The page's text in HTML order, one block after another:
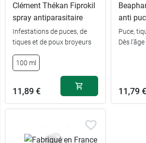
Clément Thékan Fiprokil
spray antiparasitaire
Infestations de puces, de
tiques et de poux broyeurs
100 ml
11,89 €
anti
Puce,
Dès
11,79 €